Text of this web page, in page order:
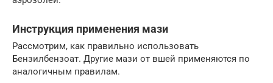
Инструкция применения мази
Рассмотрим, как правильно использовать
Бензилбензоат. Другие мази от вшей применяются по
аналогичным правилам.